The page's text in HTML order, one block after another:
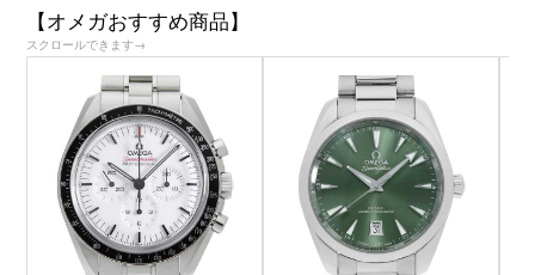
【オメガおすすめ商品】
スクロールできます→